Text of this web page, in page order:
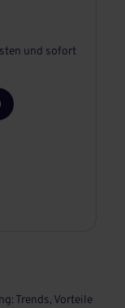
und sofort
Trends, Vorteile